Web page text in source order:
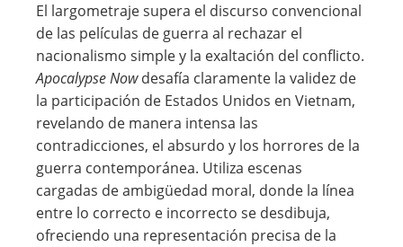
El largometraje supera el discurso convencional
de las películas de guerra al rechazar el
nacionalismo simple y la exaltación del conflicto.
Apocalypse Nowdesafía claramente la validez de
la participación de Estados Unidos en Vietnam,
revelando de manera intensa las
contradicciones, el absurdo y los horrores de la
guerra contemporánea. Utiliza escenas
cargadas de ambigüedad moral, donde la línea
entre lo correcto e incorrecto se desdibuja,
ofreciendo una representación precisa de la